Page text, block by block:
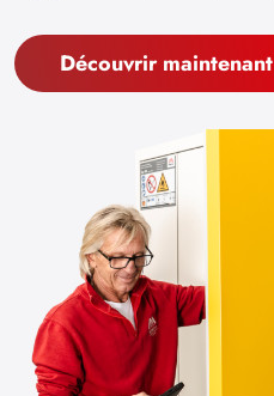
Découvrir maintenant